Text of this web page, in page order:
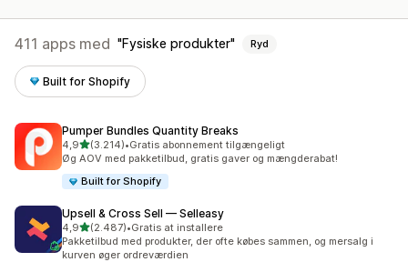
411 apps med Fysiske produkter Ryd
Built for Shopify
Pumper Bundles Quantity Breaks
4,9ud af 5 stjerner
(3.214)
3214 anmeldelser i alt
•Gratis abonnement tilgængeligt
Øg AOV med pakketilbud, gratis gaver og mængderabat!
Built for Shopify
Upsell & Cross Sell — Selleasy
4,9ud af 5 stjerner
(2.487)
2487 anmeldelser i alt
•Gratis at installere
Pakketilbud med produkter, der ofte købes sammen, og mersalg i
kurven øger ordreværdien